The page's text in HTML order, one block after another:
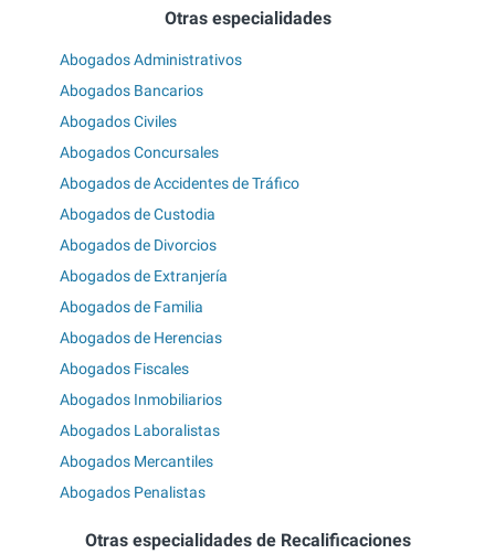
Otras especialidades
Abogados Administrativos
Abogados Bancarios
Abogados Civiles
Abogados Concursales
Abogados de Accidentes de Tráfico
Abogados de Custodia
Abogados de Divorcios
Abogados de Extranjería
Abogados de Familia
Abogados de Herencias
Abogados Fiscales
Abogados Inmobiliarios
Abogados Laboralistas
Abogados Mercantiles
Abogados Penalistas
Otras especialidades de Recalificaciones